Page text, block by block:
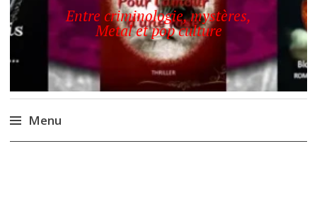
Entre criminologie, mystères,
Metal et pop culture
Menu